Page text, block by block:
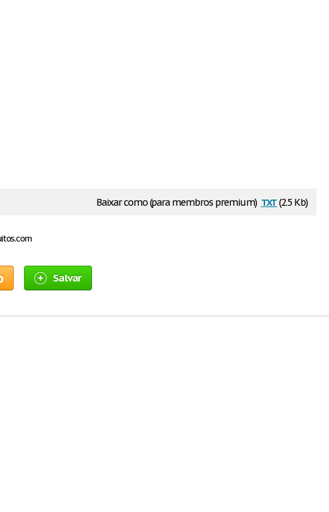
Baixar como (para membros premium) txt(2.5 Kb)
Salvar